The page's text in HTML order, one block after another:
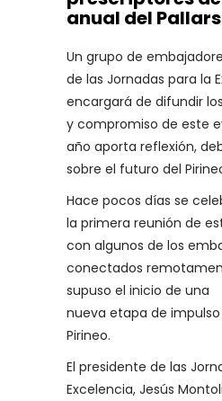
anual del Pallars
Un grupo de
de las Jornadas para la
encargará de difundir
y compromiso de este
año aporta reflexión,
sobre el futuro del
Hace pocos días se
la primera reunión de
con algunos de los
conectados
supuso el inicio de una
nueva etapa de
Pirineo.
El presidente de las
Excelencia, Jesús